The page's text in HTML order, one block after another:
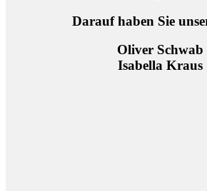
Darauf haben Sie
Oliver Schwab
Isabella Kraus